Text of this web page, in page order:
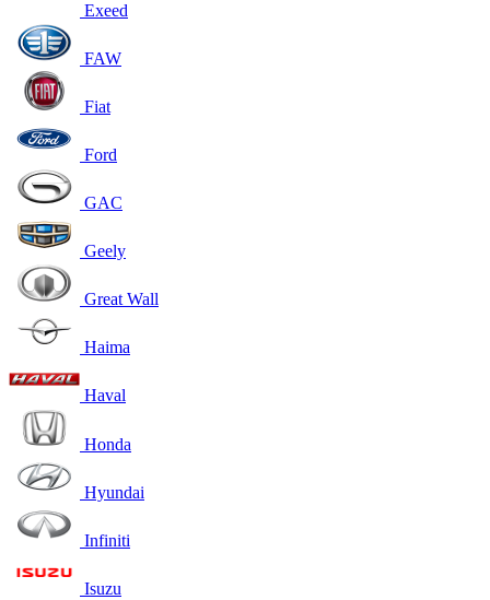
Exeed
FAW
Fiat
Ford
GAC
Geely
Great Wall
Haima
Haval
Honda
Hyundai
Infiniti
Isuzu